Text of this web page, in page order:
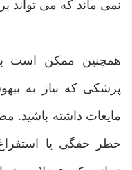
نمی ماند که می تواند بر
همچنین ممکن است
پزشکی که نیاز به
مایعات داشته باشید.
خطر خفگی یا